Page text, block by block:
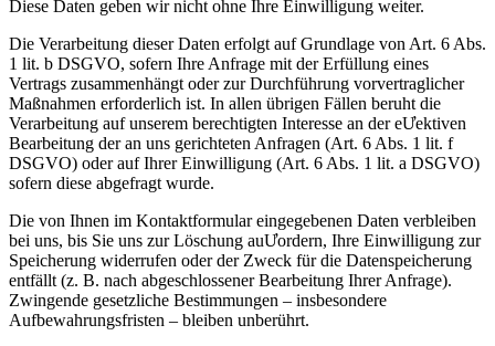
Diese Daten geben wir nicht ohne Ihre Einwilligung weiter.
Die Verarbeitung dieser Daten erfolgt auf Grundlage von Art. 6 Abs.
1 lit. b DSGVO, sofern Ihre Anfrage mit der Erfüllung eines
Vertrags zusammenhängt oder zur Durchführung vorvertraglicher
Maßnahmen erforderlich ist. In allen übrigen Fällen beruht die
Verarbeitung auf unserem berechtigten Interesse an der eƯektiven
Bearbeitung der an uns gerichteten Anfragen (Art. 6 Abs. 1 lit. f
DSGVO) oder auf Ihrer Einwilligung (Art. 6 Abs. 1 lit. a DSGVO)
sofern diese abgefragt wurde.
Die von Ihnen im Kontaktformular eingegebenen Daten verbleiben
bei uns, bis Sie uns zur Löschung auƯordern, Ihre Einwilligung zur
Speicherung widerrufen oder der Zweck für die Datenspeicherung
entfällt (z. B. nach abgeschlossener Bearbeitung Ihrer Anfrage).
Zwingende gesetzliche Bestimmungen – insbesondere
Aufbewahrungsfristen – bleiben unberührt.